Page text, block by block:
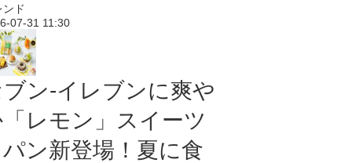
ンド
07-31 11:30
ン‐イレブンに爽や
レモン」スイーツ
ン新登場！夏に食